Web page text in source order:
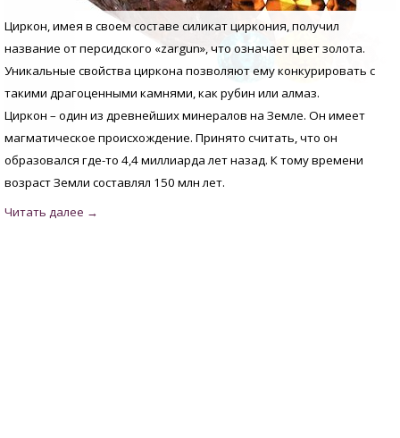
Циркон, имея в своем составе силикат циркония, получил
название от персидского «zargun», что означает цвет золота.
Уникальные свойства циркона позволяют ему конкурировать с
такими драгоценными камнями, как рубин или алмаз.
Циркон – один из древнейших минералов на Земле. Он имеет
магматическое происхождение. Принято считать, что он
образовался где-то 4,4 миллиарда лет назад. К тому времени
возраст Земли составлял 150 млн лет.